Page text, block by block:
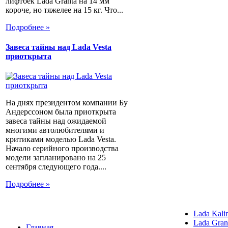
короче, но тяжелее на 15 кг. Что...
Подробнее »
Завеса тайны над Lada Vesta
приоткрыта
На днях президентом компании Бу
Андерссоном была приоткрыта
завеса тайны над ожидаемой
многими автолюбителями и
критиками моделью Lada Vesta.
Начало серийного производства
модели запланировано на 25
сентября следующего года....
Подробнее »
Lada
Lada